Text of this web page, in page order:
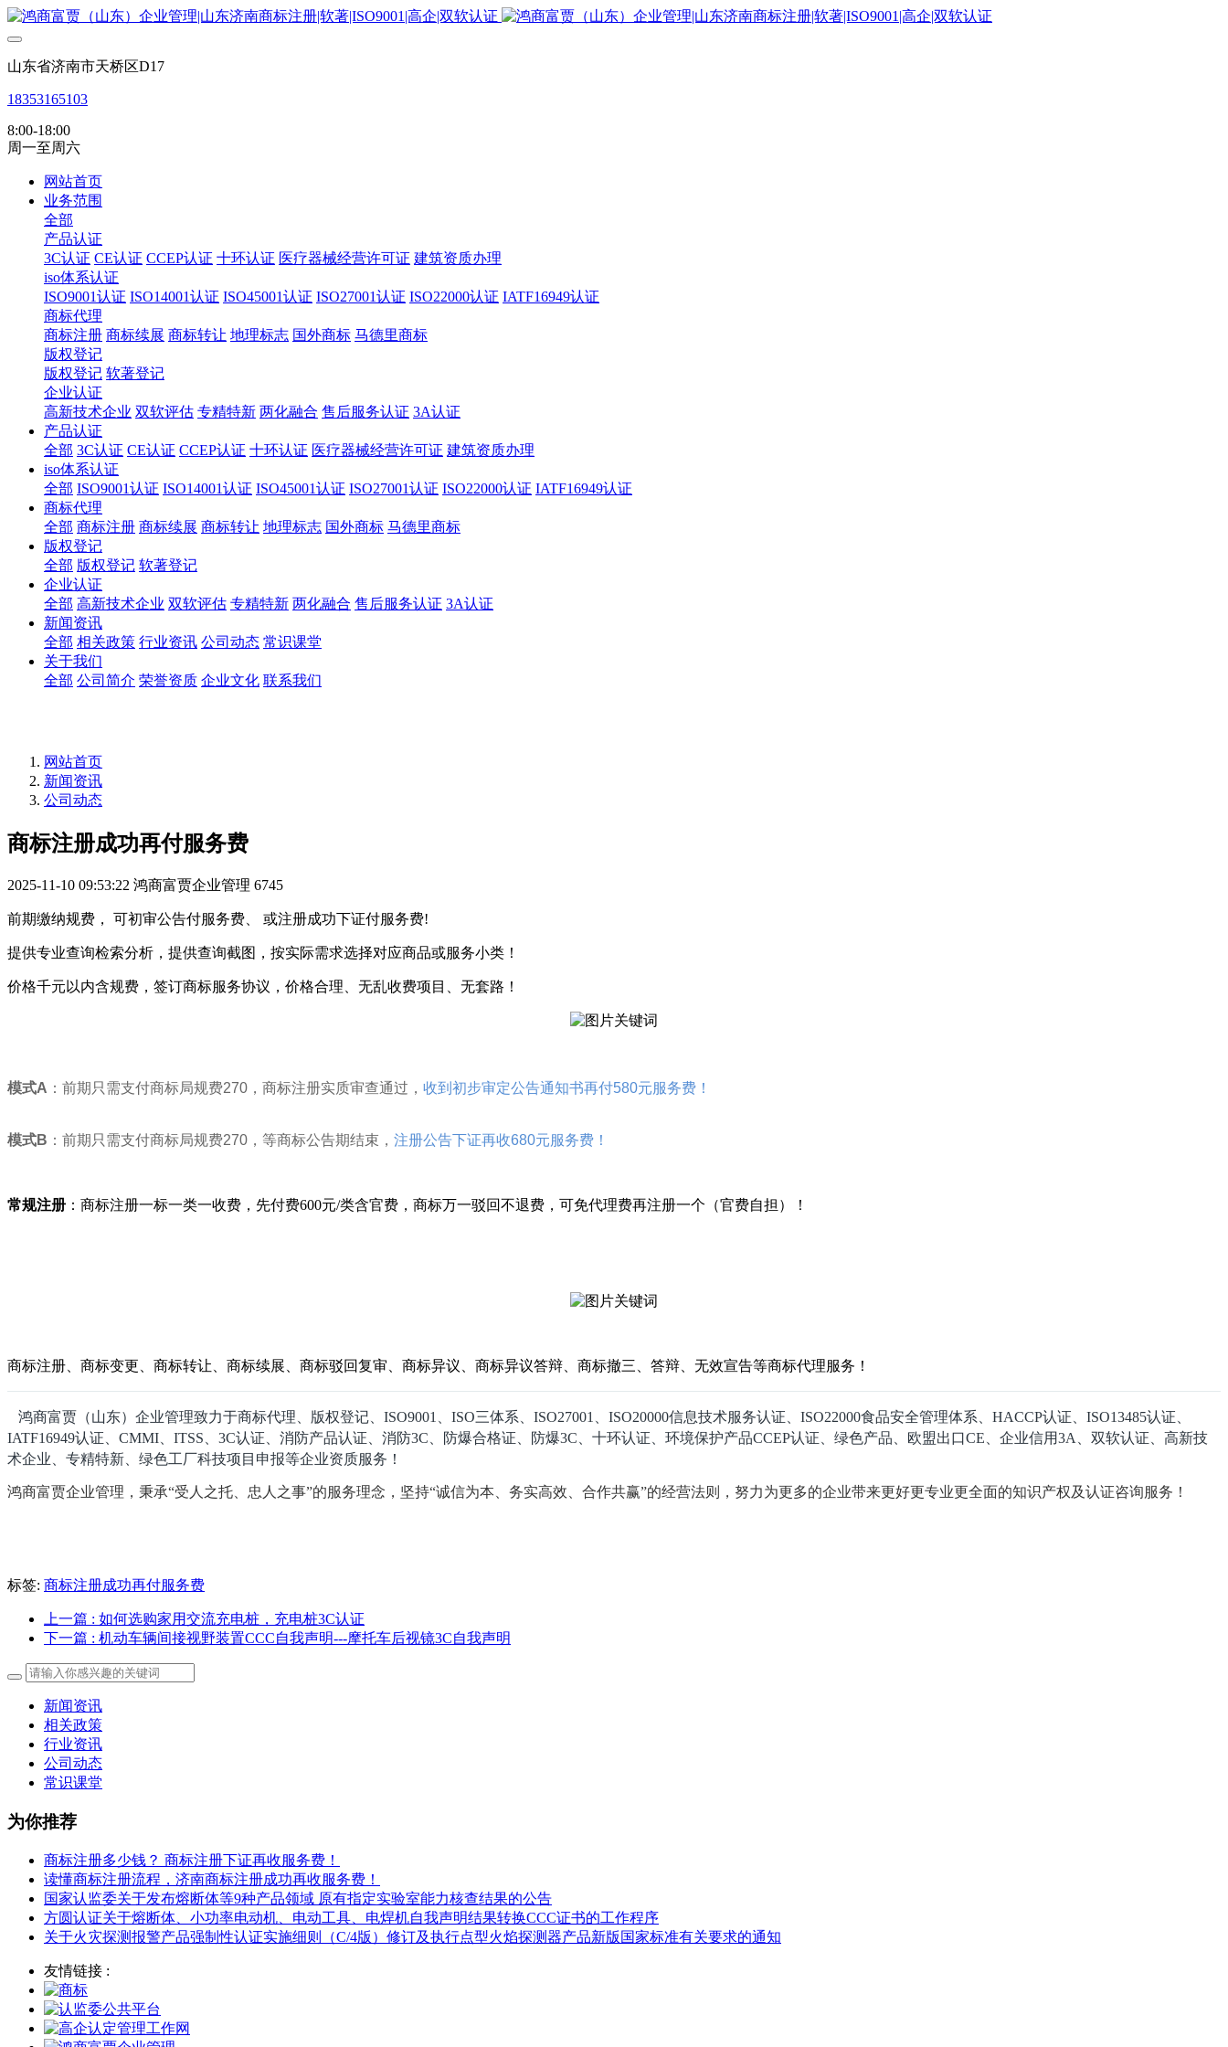
山东省济南市天桥区D17
18353165103
8:00-18:00
周一至周六
网站首页
业务范围
全部
产品认证
3C认证 CE认证 CCEP认证 十环认证 医疗器械经营许可证 建筑资质办理
iso体系认证
ISO9001认证 ISO14001认证 ISO45001认证 ISO27001认证 ISO22000认证 IATF16949认证
商标代理
商标注册 商标续展 商标转让 地理标志 国外商标 马德里商标
版权登记
版权登记 软著登记
企业认证
高新技术企业 双软评估 专精特新 两化融合 售后服务认证 3A认证
产品认证
全部 3C认证 CE认证 CCEP认证 十环认证 医疗器械经营许可证 建筑资质办理
iso体系认证
全部 ISO9001认证 ISO14001认证 ISO45001认证 ISO27001认证 ISO22000认证 IATF16949认证
商标代理
全部 商标注册 商标续展 商标转让 地理标志 国外商标 马德里商标
版权登记
全部 版权登记 软著登记
企业认证
全部 高新技术企业 双软评估 专精特新 两化融合 售后服务认证 3A认证
新闻资讯
全部 相关政策 行业资讯 公司动态 常识课堂
关于我们
全部 公司简介 荣誉资质 企业文化 联系我们
网站首页
新闻资讯
公司动态
商标注册成功再付服务费
2025-11-10 09:53:22 鸿商富贾企业管理 6745
前期缴纳规费， 可初审公告付服务费、 或注册成功下证付服务费!
提供专业查询检索分析，提供查询截图，按实际需求选择对应商品或服务小类！
价格千元以内含规费，签订商标服务协议， 价格合理、无乱收费项目、无套路 ！
模式A ：前期只需支付商标局规费270，商标注册实质审查通过， 收到初步审定公告通知书再付580元服务费！
模式B ：前期只需支付商标局规费270，等商标公告期结束， 注册公告下证再收680元服务费！
常规注册 ：商标注册一标一类一收费，先付费600元/类含官费，商标万一驳回不退费，可免代理费再注册一个（官费自担）！
商标注册、商标变更、商标转让、商标续展、商标驳回复审、商标异议、商标异议答辩、商标撤三、答辩、无效宣告等商标代理服务！
鸿商富贾（山东）企业管理致力于商标代理、版权登记、ISO9001、ISO三体系、ISO27001、ISO20000信息技术服务认证、ISO22000食品安全管理体系、HACCP认证、ISO13485认证、
IATF16949认证、CMMI、ITSS、3C认证、消防产品认证、消防3C、防爆合格证、防爆3C、十环认证、环境保护产品CCEP认证、绿色产品、欧盟出口CE、企业信用3A、双软认证、高新技
术企业、专精特新、绿色工厂科技项目申报等企业资质服务！
鸿商富贾企业管理，秉承“受人之托、忠人之事”的服务理念，坚持“诚信为本、务实高效、合作共赢”的经营法则，努力为更多的企业带来更好更专业更全面的知识产权及认证咨询服务！
标签: 商标注册成功再付服务费
上一篇 : 如何选购家用交流充电桩，充电桩3C认证
下一篇 : 机动车辆间接视野装置CCC自我声明---摩托车后视镜3C自我声明
新闻资讯
相关政策
行业资讯
公司动态
常识课堂
为你推荐
商标注册多少钱？ 商标注册下证再收服务费！
读懂商标注册流程，济南商标注册成功再收服务费！
国家认监委关于发布熔断体等9种产品领域 原有指定实验室能力核查结果的公告
方圆认证关于熔断体、小功率电动机、电动工具、电焊机自我声明结果转换CCC证书的工作程序
关于火灾探测报警产品强制性认证实施细则（C/4版）修订及执行点型火焰探测器产品新版国家标准有关要求的通知
友情链接 :